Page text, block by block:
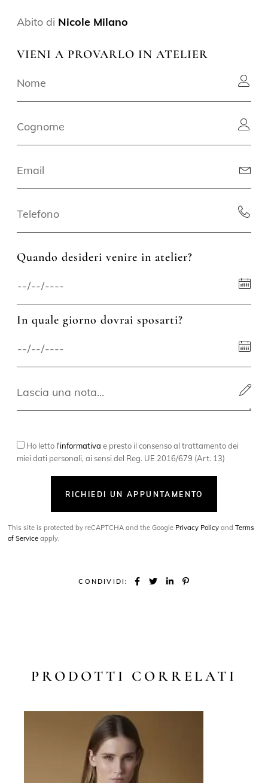
Abito di Nicole Milano
VIENI A PROVARLO IN ATELIER
Quando desideri venire in atelier?
In quale giorno dovrai sposarti?
Ho letto l'informativa e presto il consenso al trattamento dei
miei dati personali, ai sensi del Reg. UE 2016/679 (Art. 13)
RICHIEDI UN APPUNTAMENTO
This site is protected by reCAPTCHA and the Google Privacy Policy andTerms
of Service apply.
CONDIVIDI:
PRODOTTI CORRELATI